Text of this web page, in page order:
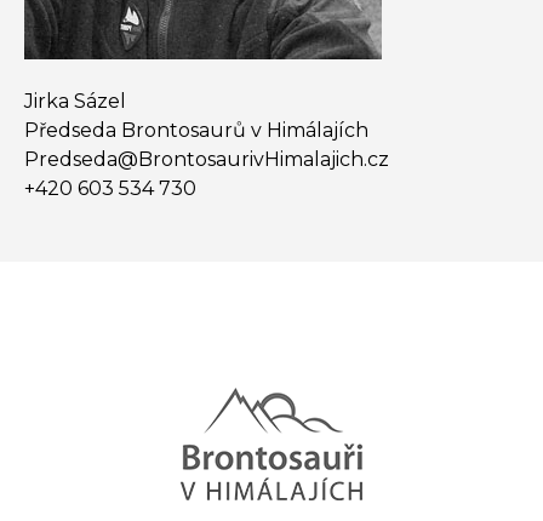
Jirka Sázel
Předseda Brontosaurů v Himálajích
Predseda@​BrontosaurivHimalajich.cz
+420 603 534 730